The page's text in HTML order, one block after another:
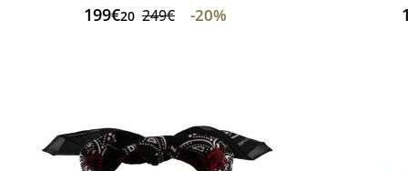
199€20 249€ -20%